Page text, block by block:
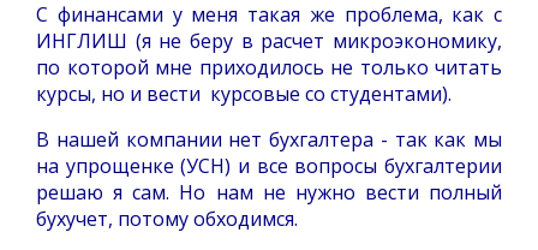
С финансами у меня такая же проблема, как с
ИНГЛИШ (я не беру в расчет микроэкономику,
по которой мне приходилось не только читать
курсы, но и вести курсовые со студентами).
В нашей компании нет бухгалтера - так как мы
на упрощенке (УСН) и все вопросы бухгалтерии
решаю я сам. Но нам не нужно вести полный
бухучет, потому обходимся.